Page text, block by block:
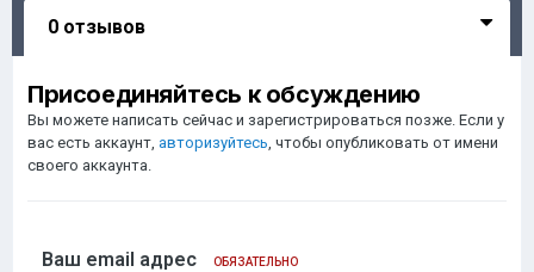
0 отзывов
Присоединяйтесь к обсуждению
Вы можете написать сейчас и зарегистрироваться позже. Если у
вас есть аккаунт, авторизуйтесь , чтобы опубликовать от имени
своего аккаунта.
Ваш email адрес ОБЯЗАТЕЛЬНО